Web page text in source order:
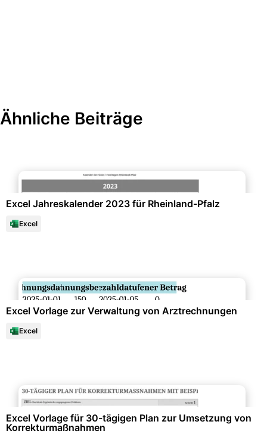
Ähnliche Beiträge
Excel Jahreskalender 2023 für Rheinland-Pfalz
Excel
Excel Vorlage zur Verwaltung von Arztrechnungen
Excel
Excel Vorlage für 30-tägigen Plan zur Umsetzung von
Korrekturmaßnahmen